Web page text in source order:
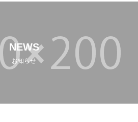
NEWS
お知らせ